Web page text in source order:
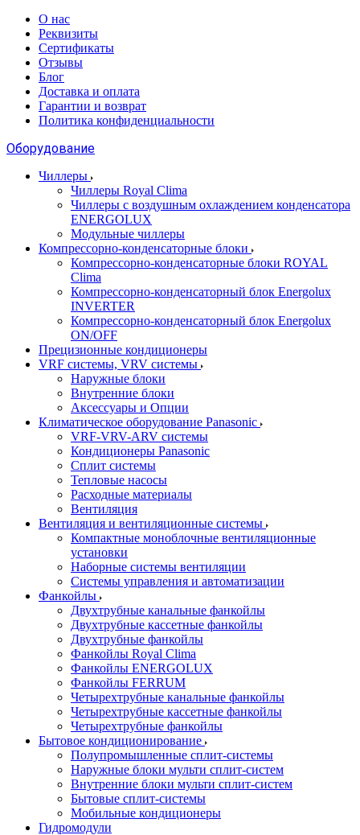
О нас
Реквизиты
Сертификаты
Отзывы
Блог
Доставка и оплата
Гарантии и возврат
Политика конфиденциальности
Оборудование
Чиллеры
Чиллеры Royal Clima
Чиллеры с воздушным охлаждением конденсатора
ENERGOLUX
Модульные чиллеры
Компрессорно-конденсаторные блоки
Компрессорно-конденсаторные блоки ROYAL
Clima
Компрессорно-конденсаторный блок Energolux
INVERTER
Компрессорно-конденсаторный блок Energolux
ON/OFF
Прецизионные кондиционеры
VRF системы, VRV системы
Наружные блоки
Внутренние блоки
Аксессуары и Опции
Климатическое оборудование Panasonic
VRF-VRV-ARV системы
Кондиционеры Panasonic
Сплит системы
Тепловые насосы
Расходные материалы
Вентиляция
Вентиляция и вентиляционные системы
Компактные моноблочные вентиляционные
установки
Наборные системы вентиляции
Системы управления и автоматизации
Фанкойлы
Двухтрубные канальные фанкойлы
Двухтрубные кассетные фанкойлы
Двухтрубные фанкойлы
Фанкойлы Royal Clima
Фанкойлы ENERGOLUX
Фанкойлы FERRUM
Четырехтрубные канальные фанкойлы
Четырехтрубные кассетные фанкойлы
Четырехтрубные фанкойлы
Бытовое кондиционирование
Полупромышленные сплит-системы
Наружные блоки мульти сплит-систем
Внутренние блоки мульти сплит-систем
Бытовые сплит-системы
Мобильные кондиционеры
Гидромодули